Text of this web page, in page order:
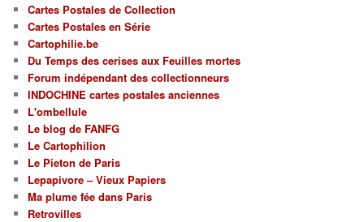
Cartes Postales de Collection
Cartes Postales en Série
Cartophilie.be
Du Temps des cerises aux Feuilles mortes
Forum indépendant des collectionneurs
INDOCHINE cartes postales anciennes
L'ombellule
Le blog de FANFG
Le Cartophilion
Le Pieton de Paris
Lepapivore – Vieux Papiers
Ma plume fée dans Paris
Retrovilles